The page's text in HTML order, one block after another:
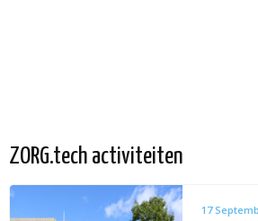
ZORG.tech activiteiten
17